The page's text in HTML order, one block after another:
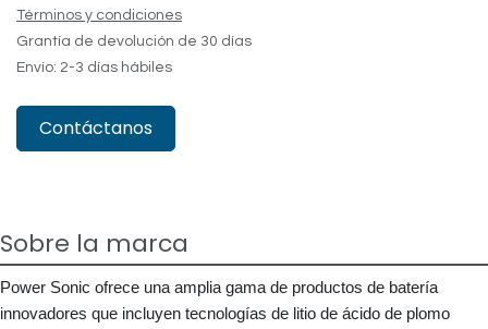
Términos y condiciones
Grantía de devolución de 30 días
Envío: 2-3 días hábiles
Contáctanos
Sobre la marca
Power Sonic ofrece una amplia gama de productos de batería
innovadores que incluyen tecnologías de litio de ácido de plomo